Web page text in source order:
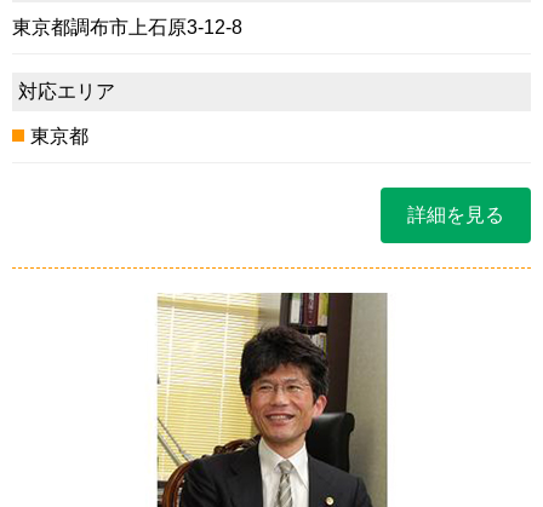
東京都調布市上石原3-12-8
対応エリア
東京都
詳細を見る